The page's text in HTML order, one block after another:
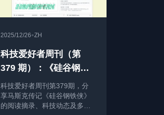
2025/12/26•ZH
科技爱好者周刊（第
379 期）：《硅谷钢铁
侠》摘录
科技爱好者周刊第379期，分
享马斯克传记《硅谷钢铁侠》
的阅读摘录、科技动态及多篇